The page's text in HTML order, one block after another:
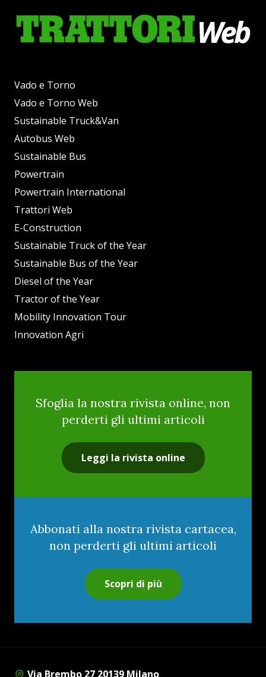
Vado e Torno
Vado e Torno Web
Sustainable Truck&Van
Autobus Web
Sustainable Bus
Powertrain
Powertrain International
Trattori Web
E-Construction
Sustainable Truck of the Year
Sustainable Bus of the Year
Diesel of the Year
Tractor of the Year
Mobility Innovation Tour
Innovation Agri
Sfoglia la nostra rivista online, non
perderti gli ultimi articoli
Leggi la rivista online
Abbonati alla nostra rivista cartacea,
non perderti gli ultimi articoli
Scopri di più
Via Brembo 27 20139 Milano